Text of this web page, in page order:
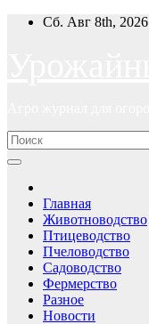
ПерейтиСб. Авг 8th, 2026
Главная
Животноводство
Птицеводство
Пчеловодство
Садоводство
Фермерство
Разное
Новости